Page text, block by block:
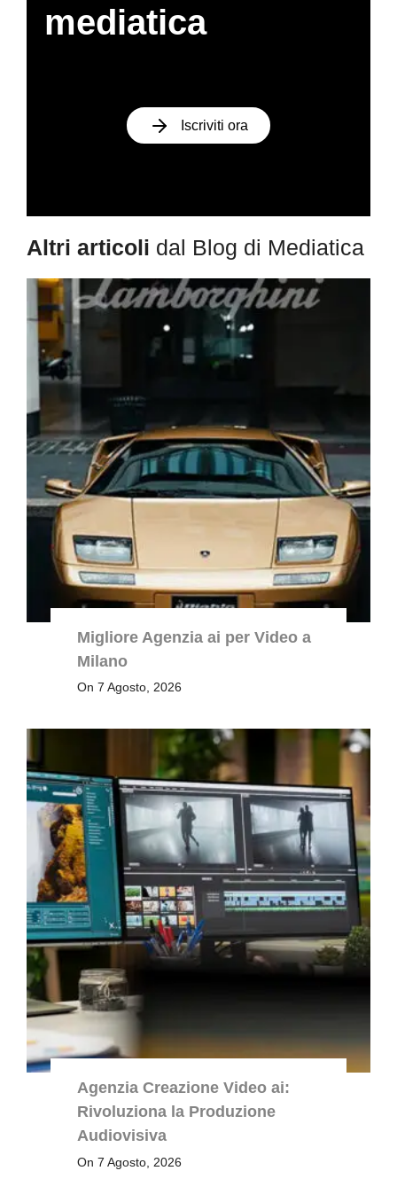
mediatica
Iscriviti ora
Altri articoli dal Blog di Mediatica
Migliore Agenzia ai per Video a
Milano
On 7 Agosto, 2026
Agenzia Creazione Video ai:
Rivoluziona la Produzione
Audiovisiva
On 7 Agosto, 2026